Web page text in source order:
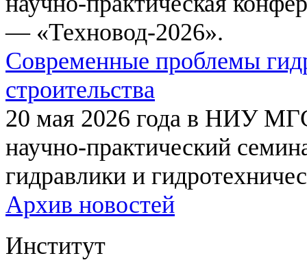
— «Техновод-2026».
Современные проблемы
строительства
20 мая 2026 года в НИУ
научно-практический
гидравлики и
Архив новостей
Институт